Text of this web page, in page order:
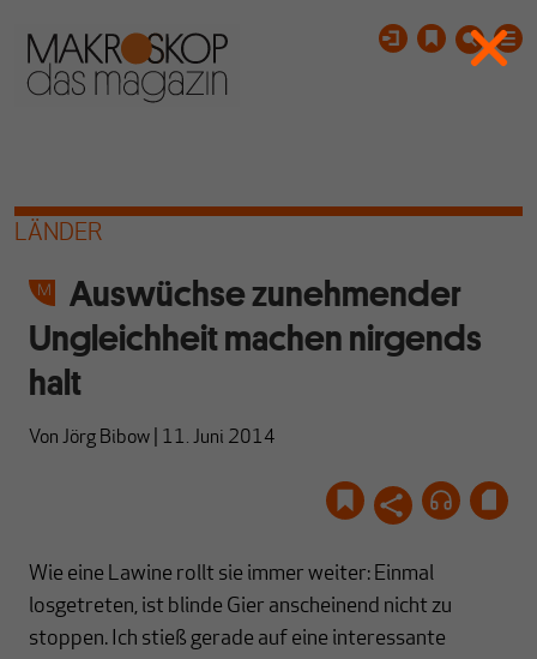
LÄNDER
Auswüchse zunehmender
Ungleichheit machen nirgends
halt
Von Jörg Bibow 11. Juni 2014
Wie eine Lawine rollt sie immer weiter: Einmal
losgetreten, ist blinde Gier anscheinend nicht zu
stoppen. Ich stieß gerade auf eine interessante